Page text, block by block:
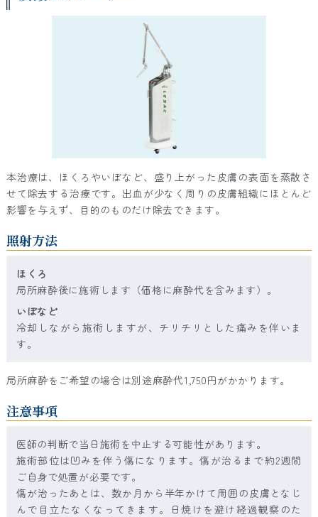
本治療は、ほくろやいぼなど、盛り上がった皮膚の表面を蒸散さ
せて除去する治療です。出血が少なく周りの皮膚組織にほとんど
影響を与えず、目的のものだけ除去できます。
照射方法
ほくろ
局所麻酔後に施術します（価格に麻酔代を含みます）。
いぼなど
冷却しながら施術しますが、チリチリとした痛みを伴いま
す。
局所麻酔をご希望の場合は別途麻酔代1,750円がかかります。
注意事項
医師の判断で当日施術を中止する可能性があります。
施術部位は凹みを伴う傷になります。傷が治るまで約2週間
ご自身で処置が必要です。
傷が治ったあとは、数か月から半年かけて周囲の皮膚となじ
んで目立たなくなってきます。日焼けを避け経過観察のた